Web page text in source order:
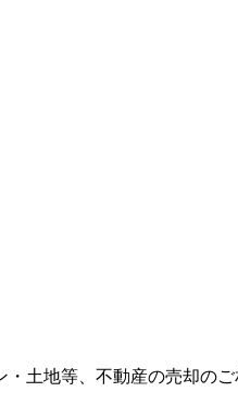
土地等、不動産の売却のご